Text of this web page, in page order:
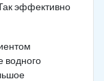
эффективно
водного